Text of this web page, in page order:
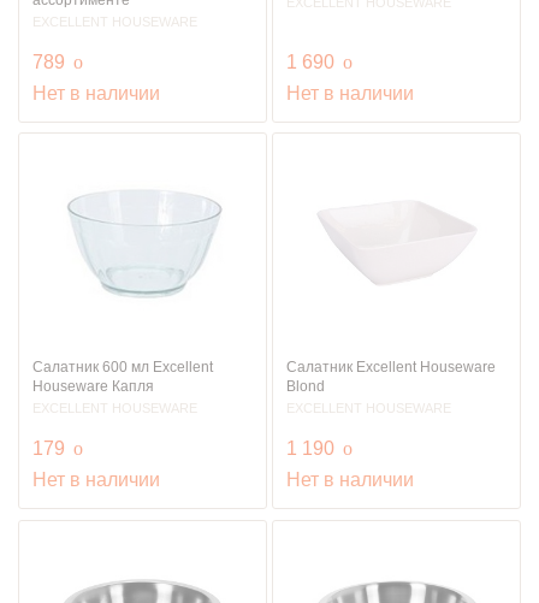
EXCELLENT HOUSEWARE
789 руб.
o
Нет в наличии
1 690 руб.
o
Нет в наличии
Салатник 600 мл Excellent
Houseware Капля
EXCELLENT HOUSEWARE
179 руб.
o
Нет в наличии
Салатник Excellent Houseware
Blond
EXCELLENT HOUSEWARE
1 190 руб.
o
Нет в наличии